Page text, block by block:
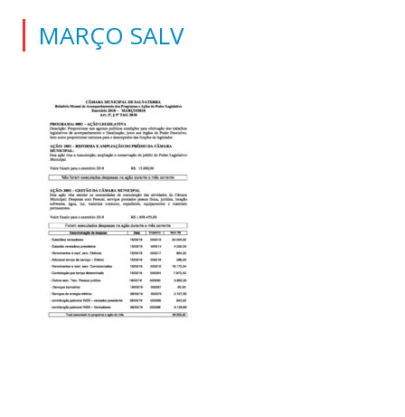
MARÇO SALV